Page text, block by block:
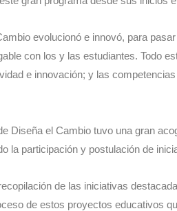
evolucionó e innovó, para
con los y las estudiantes. Todo
e innovación; y las
Diseña el Cambio tuvo una gran
la participación y postulación de
de las iniciativas
de estos proyectos educativos